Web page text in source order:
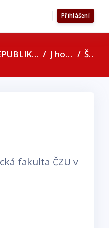
Přihlášení
ČESKÁ REPUBLIKA - seznam konzultačních středisek Jihomoravský kraj Šlapanice
fakulta ČZU v